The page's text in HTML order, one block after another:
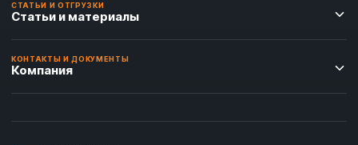
СТАТЬИ И ОТГРУЗКИ
Статьи и материалы
КОНТАКТЫ И ДОКУМЕНТЫ
Компания